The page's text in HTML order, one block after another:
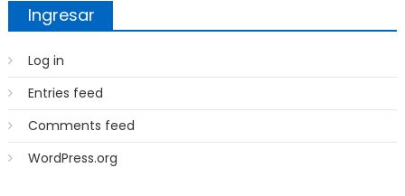
Ingresar
Log in
Entries feed
Comments feed
WordPress.org